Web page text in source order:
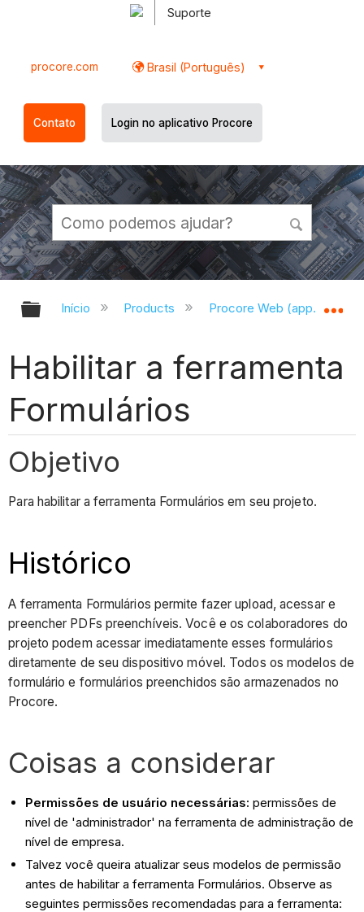
Suporte
procore.com Brasil (Português)
Contato Login no aplicativo Procore
Expandir/recolher hierarquia
Início Products Procore Web
Habilitar a ferramenta
Formulários
Objetivo
Para habilitar a ferramenta Formulários em seu projeto.
Histórico
A ferramenta Formulários permite fazer upload, acessar e
preencher PDFs preenchíveis. Você e os colaboradores do
projeto podem acessar imediatamente esses formulários
diretamente de seu dispositivo móvel. Todos os modelos de
formulário e formulários preenchidos são armazenados no
Procore.
Coisas a considerar
Permissões de usuário necessárias: permissões de
nível de 'administrador' na ferramenta de administração de
nível de empresa.
Talvez você queira atualizar seus modelos de permissão
antes de habilitar a ferramenta Formulários. Observe as
seguintes permissões recomendadas para a ferramenta: